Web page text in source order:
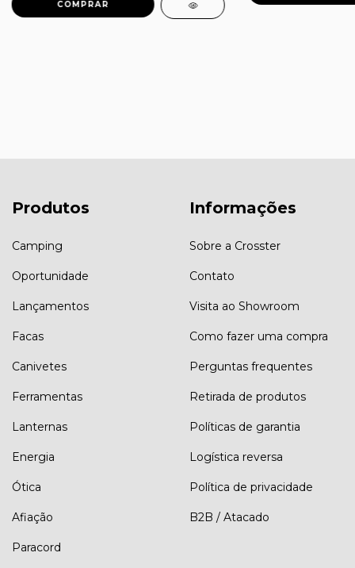
Produtos
Camping
Oportunidade
Lançamentos
Facas
Canivetes
Ferramentas
Lanternas
Energia
Ótica
Afiação
Paracord
Informações
Sobre a Crosster
Contato
Visita ao Showroom
Como fazer uma compra
Perguntas frequentes
Retirada de produtos
Políticas de garantia
Logística reversa
Política de privacidade
B2B / Atacado